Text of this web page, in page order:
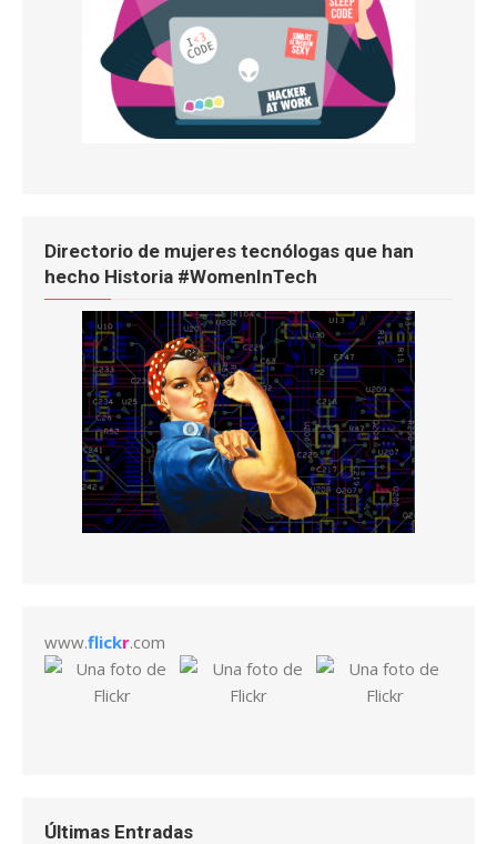
Directorio de mujeres tecnólogas que han
hecho Historia #WomenInTech
www.flickr.com
Últimas Entradas